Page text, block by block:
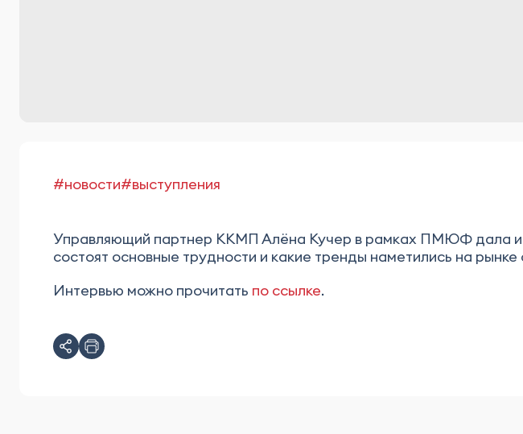
#новости#выступления
Управляющий партнер ККМП Алёна Кучер в рамках ПМЮФ дала
состоят основные трудности и какие тренды наметились на
Интервью можно прочитать по ссылке.